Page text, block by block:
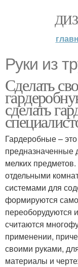
Руки из
Сделать
сделать
Гардеробные –
предназначенные
мелких
отдельными
системами для
формируются
переоборудуются
считаются
применении,
своими руками,
материалы и